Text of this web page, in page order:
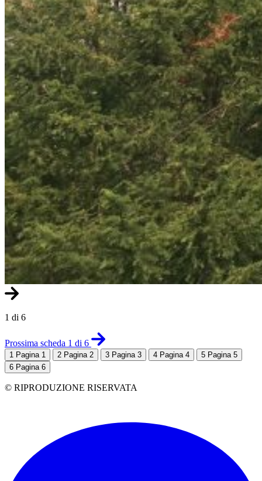
1 di 6
Prossima scheda 1 di 6
1 Pagina 1 2 Pagina 2 3 Pagina 3 4 Pagina 4 5 Pagina 5
6 Pagina 6
© RIPRODUZIONE RISERVATA